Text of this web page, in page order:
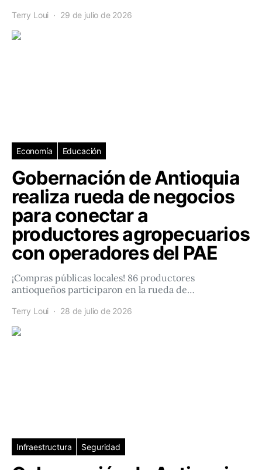
Terry Loui 29 de julio de 2026
Economía Educación
Gobernación de Antioquia
realiza rueda de negocios
para conectar a
productores agropecuarios
con operadores del PAE
¡Compras públicas locales! 86 productores
antioqueños participaron en la rueda de…
Terry Loui 28 de julio de 2026
Infraestructura Seguridad